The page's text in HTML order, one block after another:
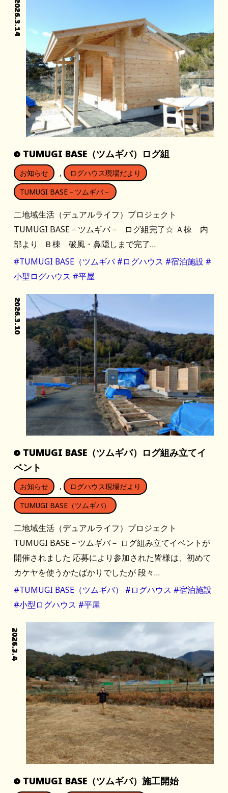
2026.3.14
TUMUGI BASE（ツムギバ）ログ組
お知らせ ,
ログハウス現場だより
TUMUGI BASE－ツムギバ－
二地域生活（デュアルライフ）プロジェクト
TUMUGI BASE－ツムギバ－ ログ組完了☆ Ａ棟 内
部より Ｂ棟 破風・鼻隠しまで完了…
#TUMUGI BASE（ツムギバ #ログハウス #宿泊施設 #
小型ログハウス #平屋
2026.3.10
TUMUGI BASE（ツムギバ）ログ組み立てイ
ベント
お知らせ ,
ログハウス現場だより
TUMUGI BASE（ツムギバ）
二地域生活（デュアルライフ）プロジェクト
TUMUGI BASE－ツムギバ－ ログ組み立てイベントが
開催されました 応募により参加された皆様は、初めて
カケヤを使うかたばかりでしたが 段々…
#TUMUGI BASE（ツムギバ）
#ログハウス #宿泊施設
#小型ログハウス #平屋
2026.3.4
TUMUGI BASE（ツムギバ）施工開始